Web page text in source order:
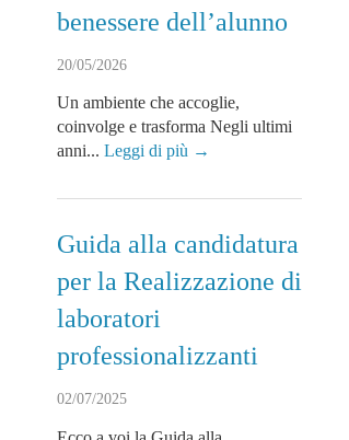
benessere dell’alunno
20/05/2026
Un ambiente che accoglie,
coinvolge e trasforma Negli ultimi
anni... Leggi di più →
Guida alla candidatura
per la Realizzazione di
laboratori
professionalizzanti
02/07/2025